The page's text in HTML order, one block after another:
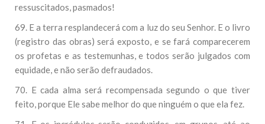
ressuscitados, pasmados!
69. E a terra resplandecerá com a luz do seu Senhor. E o livro
(registro das obras) será exposto, e se fará comparecerem
os profetas e as testemunhas, e todos serão julgados com
equidade, e não serão defraudados.
70. E cada alma será recompensada segundo o que tiver
feito, porque Ele sabe melhor do que ninguém o que ela fez.